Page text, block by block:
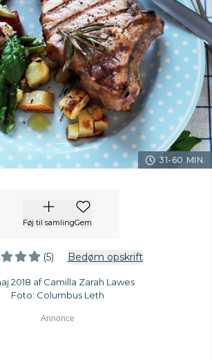
31-60 MIN.
Føj til samlingGem
(5) Bedøm opskrift
2018 af Camilla Zarah Lawes
Foto: Columbus Leth